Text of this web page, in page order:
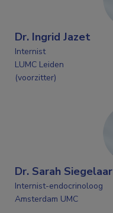
Dr. Ingrid Jazet
Internist
LUMC Leiden
(voorzitter)
Dr. Sarah Siegelaar
Internist-endocrinoloog
Amsterdam UMC